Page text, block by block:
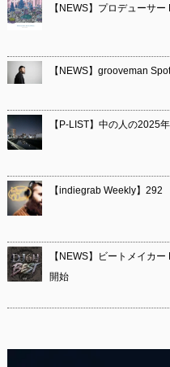
【NEWS】プロデューサ
【NEWS】grooveman
【P-LIST】中の人の2025年
【indiegrab Weekly】292
【NEWS】ビートメイカ
開始